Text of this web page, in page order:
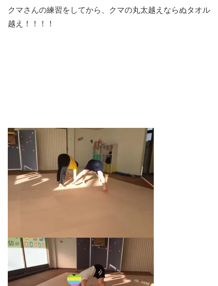
クマさんの練習をしてから、クマの丸太越えならぬタオル
越え！！！！